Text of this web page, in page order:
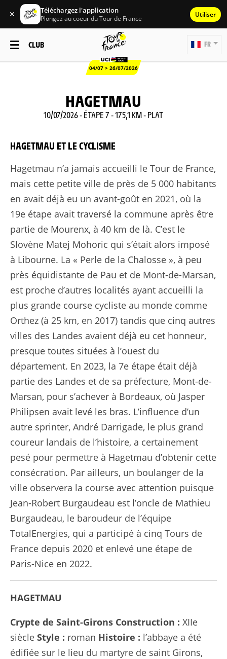
✕ Téléchargez l'application
Plongez au coeur du Tour de France Utiliser
CLUB
04/07 > 26/07/2026
FR
HAGETMAU
10/07/2026 - ÉTAPE 7 - 175,1 KM - PLAT
HAGETMAU ET LE CYCLISME
Hagetmau n’a jamais accueilli le Tour de France,
mais cette petite ville de près de 5 000 habitants
en avait déjà eu un avant-goût en 2021, où la
19e étape avait traversé la commune après être
partie de Mourenx, à 40 km de là. C’est le
Slovène Matej Mohoric qui s’était alors imposé
à Libourne. La « Perle de la Chalosse », à peu
près équidistante de Pau et de Mont-de-Marsan,
est proche d’autres localités ayant accueilli la
plus grande course cycliste au monde comme
Orthez (à 25 km, en 2017) tandis que cinq autres
villes des Landes avaient déjà eu cet honneur,
presque toutes situées à l’ouest du
département. En 2023, la 7e étape était déjà
partie des Landes et de sa préfecture, Mont-de-
Marsan, pour s’achever à Bordeaux, où Jasper
Philipsen avait levé les bras. L’influence d’un
autre sprinter, André Darrigade, le plus grand
coureur landais de l’histoire, a certainement
pesé pour permettre à Hagetmau d’obtenir cette
consécration. Par ailleurs, un boulanger de la
ville observera la course avec attention puisque
Jean-Robert Burgaudeau est l’oncle de Mathieu
Burgaudeau, le baroudeur de l’équipe
TotalEnergies, qui a participé à cinq Tours de
France depuis 2020 et enlevé une étape de
Paris-Nice en 2022.
HAGETMAU
Crypte de Saint-Girons Construction : XIIe
siècle Style : roman Histoire : l’abbaye a été
édifiée sur le lieu du martyre de saint Girons,